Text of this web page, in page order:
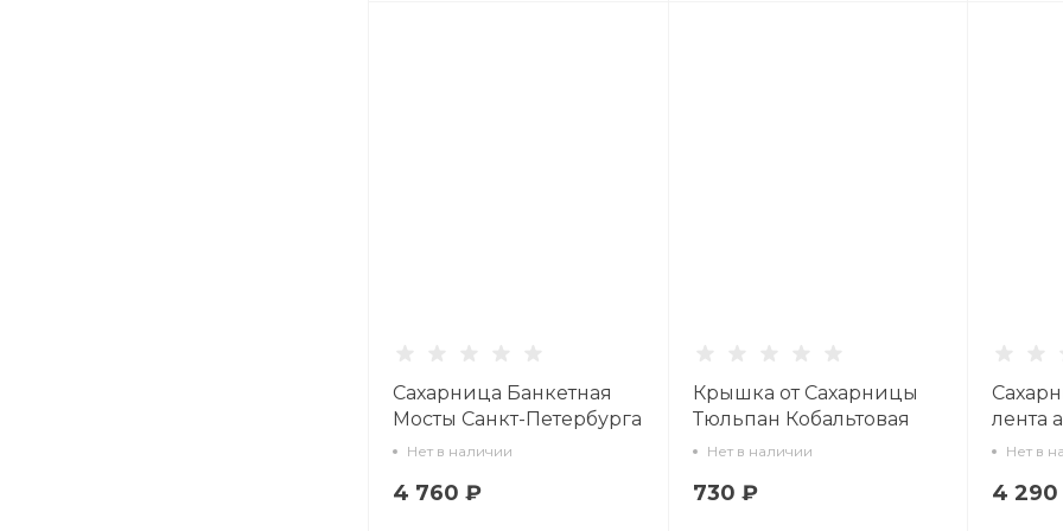
Сахарница Банкетная
Мосты Санкт-Петербурга
арт. 80.62846.00.1
Нет в наличии
4 760 ₽
Крышка от Сахарницы
Тюльпан Кобальтовая
сетка 80.04230.00.1
Нет в наличии
730 ₽
лента
Нет в
4